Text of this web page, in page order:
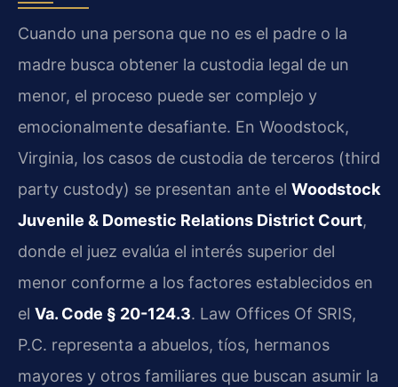
Cuando una persona que no es el padre o la
madre busca obtener la custodia legal de un
menor, el proceso puede ser complejo y
emocionalmente desafiante. En Woodstock,
Virginia, los casos de custodia de terceros (third
party custody) se presentan ante el Woodstock
Juvenile & Domestic Relations District Court,
donde el juez evalúa el interés superior del
menor conforme a los factores establecidos en
el Va. Code § 20-124.3. Law Offices Of SRIS,
P.C. representa a abuelos, tíos, hermanos
mayores y otros familiares que buscan asumir la